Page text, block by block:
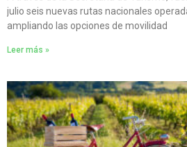
julio seis nuevas rutas nacionales
ampliando las opciones de movilidad
Leer más »